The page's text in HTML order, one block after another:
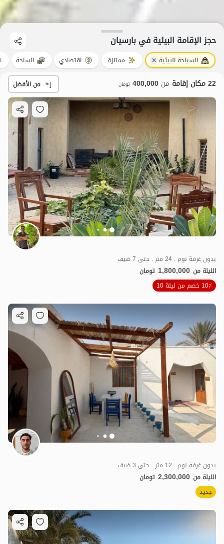
حجز الإقامة البيئية في بارسیان
السياحة البيئية ممتازة. اقتصادي الساحة
22 مكان إقامة من 400,000 تومان من الأفضل
بدون غرفة نوم . 24 متر . حتى 7 ضيف
الليلة من 1,800,000 تومان
10٪ خصم من ليلة 10
بدون غرفة نوم . 12 متر . حتى 3 ضيف
الليلة من 2,300,000 تومان
جديد